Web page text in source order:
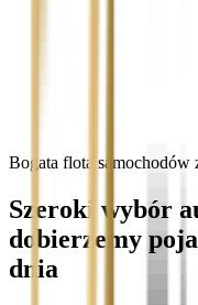
Bogata flota samochodów
Szeroki wybór
dobierzemy
dnia